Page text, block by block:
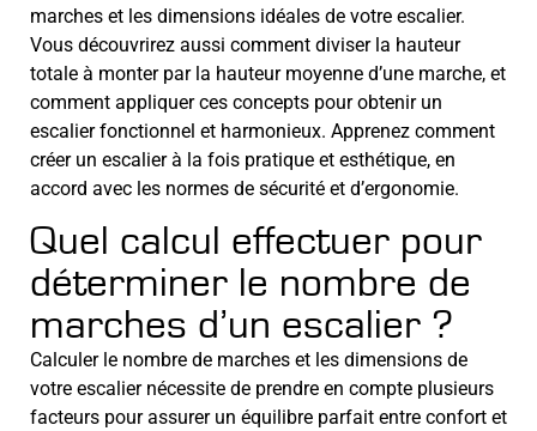
marches et les dimensions idéales de votre escalier.
Vous découvrirez aussi comment diviser la hauteur
totale à monter par la hauteur moyenne d’une marche, et
comment appliquer ces concepts pour obtenir un
escalier fonctionnel et harmonieux. Apprenez comment
créer un escalier à la fois pratique et esthétique, en
accord avec les normes de sécurité et d’ergonomie.
Quel calcul effectuer pour
déterminer le nombre de
marches d’un escalier ?
Calculer le nombre de marches et les dimensions de
votre escalier nécessite de prendre en compte plusieurs
facteurs pour assurer un équilibre parfait entre confort et